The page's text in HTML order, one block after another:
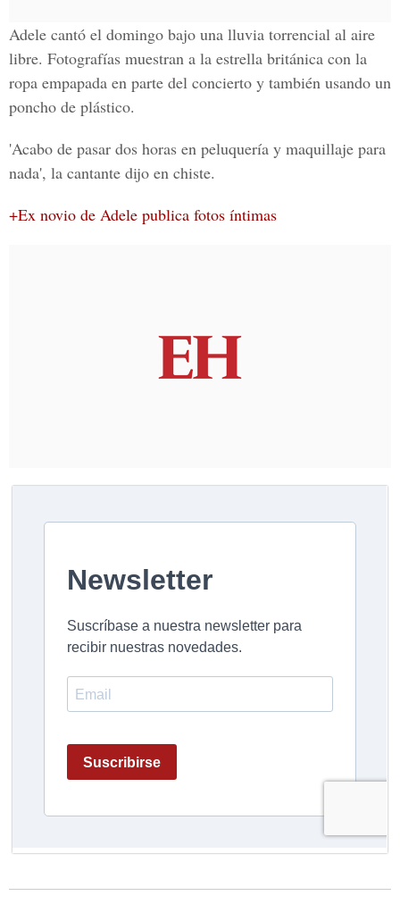
Adele cantó el domingo bajo una lluvia torrencial al aire
libre. Fotografías muestran a la estrella británica con la
ropa empapada en parte del concierto y también usando un
poncho de plástico.
'Acabo de pasar dos horas en peluquería y maquillaje para
nada', la cantante dijo en chiste.
+Ex novio de Adele publica fotos íntimas